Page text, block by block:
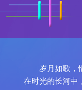
岁月如歌，
在时光的长河中